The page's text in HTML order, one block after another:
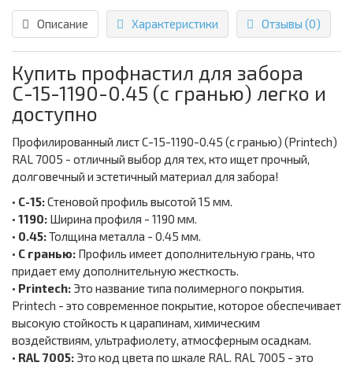
Описание Характеристики Отзывы (0)
Купить профнастил для забора
С-15-1190-0.45 (с гранью) легко и
доступно
Профилированный лист С-15-1190-0.45 (с гранью) (Printech)
RAL 7005 - отличный выбор для тех, кто ищет прочный,
долговечный и эстетичный материал для забора!
• С-15:Стеновой профиль высотой 15 мм.
• 1190: Ширина профиля - 1190 мм.
• 0.45:Толщина металла - 0.45 мм.
• С гранью: Профиль имеет дополнительную грань, что
придает ему дополнительную жесткость.
• Printech: Это название типа полимерного покрытия.
Printech - это современное покрытие, которое обеспечивает
высокую стойкость к царапинам, химическим
воздействиям, ультрафиолету, атмосферным осадкам.
• RAL 7005: Это код цвета по шкале RAL. RAL 7005 - это